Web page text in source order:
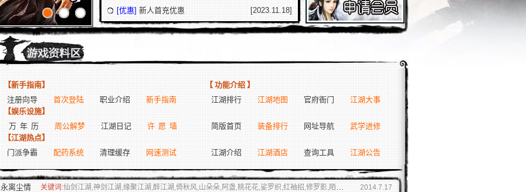
[2023.11.18]
[优惠] 新人首充优惠
【新手指南】
注册向导
首次登陆 职业介绍 新手指南
【 功能介绍 】
江湖排行
江湖地图 官府衙门
江湖大事
【娱乐设施】
万 年 历
周公解梦 江湖日记 许 愿 墙 简版首页 装备排行 网址导航
武学进修
【江湖热点】
门派争霸
配药系统 清理缓存 网速测试 江湖介绍 江湖酒店 查询工具 江湖公告
2014.7.17
永离尘情 关键词:仙剑江湖,神剑江湖,缘聚江湖,醉江湖,倚秋风,山朵朵,阿盏,桃花花,娑罗织,红袖招,修罗影,陌菊轩,叶轻尘,永离尘情,初中,水晶之恋,侠客江湖,狂霸如风,冰璇幽儿,仙境江湖